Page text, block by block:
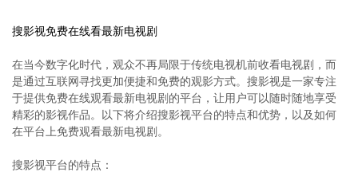
搜影视免费在线看最新电视剧
在当今数字化时代，观众不再局限于传统电视机前收看电视剧，而
是通过互联网寻找更加便捷和免费的观影方式。搜影视是一家专注
于提供免费在线观看最新电视剧的平台，让用户可以随时随地享受
精彩的影视作品。以下将介绍搜影视平台的特点和优势，以及如何
在平台上免费观看最新电视剧。
搜影视平台的特点：